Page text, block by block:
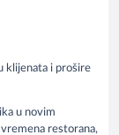
klijenata i prošire
u novim
restorana,